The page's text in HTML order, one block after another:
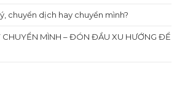
chuyển dịch hay chuyển mình?
CHUYỂN MÌNH – ĐÓN ĐẦU XU HƯỚNG ĐỂ